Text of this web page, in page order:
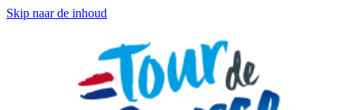
Skip naar de inhoud